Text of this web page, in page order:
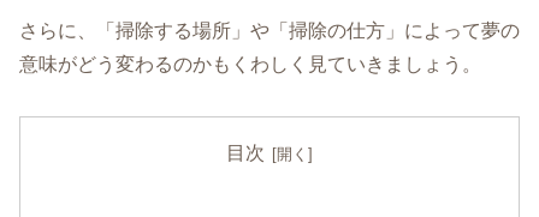
さらに、「掃除する場所」や「掃除の仕方」によって夢の
意味がどう変わるのかもくわしく見ていきましょう。
目次